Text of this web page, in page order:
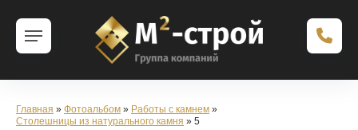
Главная » Фотоальбом » Работы с камнем »
Столешницы из натурального камня » 5